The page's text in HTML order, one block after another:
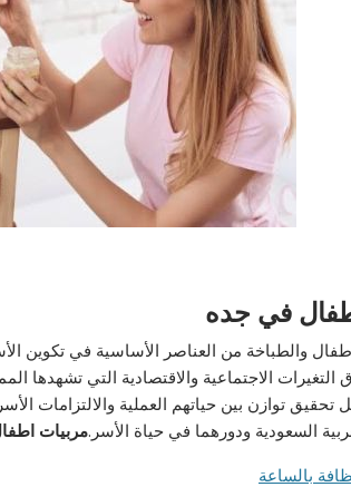
في جده
والطباخة من العناصر الأساسية في تكوين
الاجتماعية والاقتصادية التي تشهدها
تحقيق توازن بين حياتهم العملية والالتزامات
السعودية ودورهما في حياة الأسر.مربيات
بالساعة